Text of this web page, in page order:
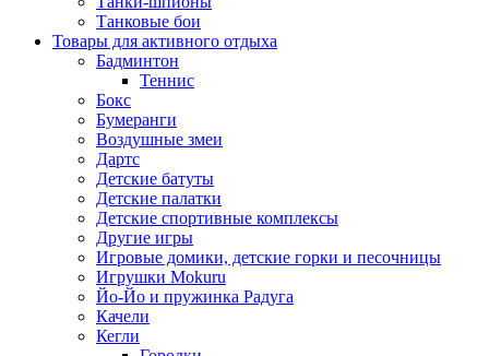
Танковые бои
Товары для активного отдыха
Бадминтон
Теннис
Бокс
Бумеранги
Воздушные змеи
Дартс
Детские батуты
Детские палатки
Детские спортивные комплексы
Другие игры
Игровые домики, детские горки и песочницы
Игрушки Mokuru
Йо-Йо и пружинка Радуга
Качели
Кегли